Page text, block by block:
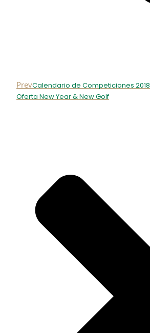
PrevCalendario de Competiciones 2018
Oferta New Year & New Golf